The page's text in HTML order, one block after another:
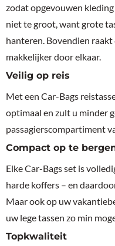
zodat opgevouwen
niet te groot, want grote
hanteren. Bovendien
makkelijker door elkaar.
Veilig op reis
Met een Car-Bags
optimaal en zult u minder
passagierscompartiment
Compact op te
Elke Car-Bags set is
harde koffers – en
Maar ook op uw
uw lege tassen zo min
Topkwaliteit